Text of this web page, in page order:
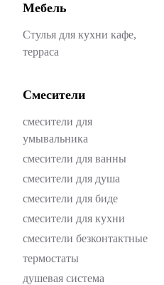
Мебель
Стулья для кухни кафе,
терраса
Смесители
смесители для
умывальника
смесители для ванны
смесители для душа
смесители для биде
смесители для кухни
смесители безконтактные
термостаты
душевая система